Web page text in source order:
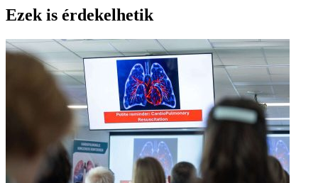
Ezek is érdekelhetik